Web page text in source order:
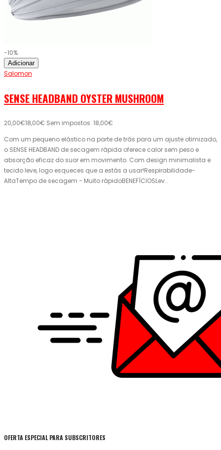
-10%
Adicionar
Salomon
SENSE HEADBAND OYSTER MUSHROOM
20,00€18,00€ Sem impostos: 18,00€
Com um pequeno elástico na parte de trás para um ajuste otimizado,
o SENSE HEADBAND de secagem rápida oferece calor sem peso e
absorção eficaz do suor em movimento. Com design minimalista e
tecido leve, logo esqueces que a estás a usar!Respirabilidade-
AltaTempo de secagem - Muito rápidoBENEFÍCIOSLev..
OFERTA ESPECIAL PARA SUBSCRITORES